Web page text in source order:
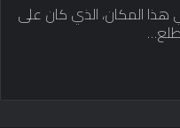
هذا المكان، الذي كان على